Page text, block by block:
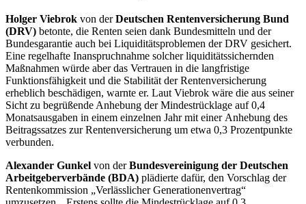
Holger Viebrok von derDeutschen Rentenversicherung Bund
(DRV) betonte, die Renten seien dank Bundesmitteln und der
Bundesgarantie auch bei Liquiditätsproblemen der DRV gesichert.
Eine regelhafte Inanspruchnahme solcher liquiditätssichernden
Maßnahmen würde aber das Vertrauen in die langfristige
Funktionsfähigkeit und die Stabilität der Rentenversicherung
erheblich beschädigen, warnte er. Laut Viebrok wäre die aus seiner
Sicht zu begrüßende Anhebung der Mindestrücklage auf 0,4
Monatsausgaben in einem einzelnen Jahr mit einer Anhebung des
Beitragssatzes zur Rentenversicherung um etwa 0,3 Prozentpunkte
verbunden.
Alexander Gunkel von derBundesvereinigung der Deutschen
Arbeitgeberverbände (BDA) plädierte dafür, den Vorschlag der
Rentenkommission „Verlässlicher Generationenvertrag“